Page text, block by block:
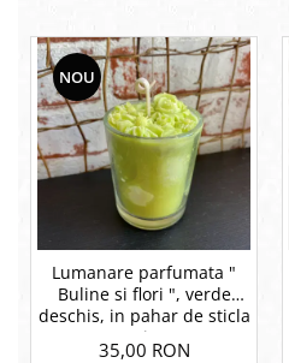
NOU
Lumanare parfumata "
Buline si flori ", verde
deschis, in pahar de sticla
mic.
35,00 RON